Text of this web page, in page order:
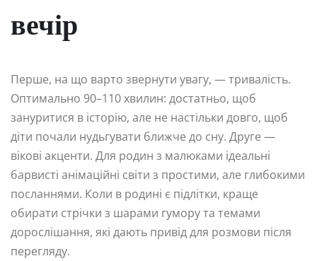
вечір
Перше, на що варто звернути увагу, — тривалість.
Оптимально 90–110 хвилин: достатньо, щоб
зануритися в історію, але не настільки довго, щоб
діти почали нудьгувати ближче до сну. Друге —
вікові акценти. Для родин з малюками ідеальні
барвисті анімаційні світи з простими, але глибокими
посланнями. Коли в родині є підлітки, краще
обирати стрічки з шарами гумору та темами
дорослішання, які дають привід для розмови після
перегляду.